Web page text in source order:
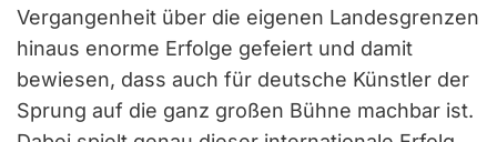
Vergangenheit über die eigenen Landesgrenzen
hinaus enorme Erfolge gefeiert und damit
bewiesen, dass auch für deutsche Künstler der
Sprung auf die ganz großen Bühne machbar ist.